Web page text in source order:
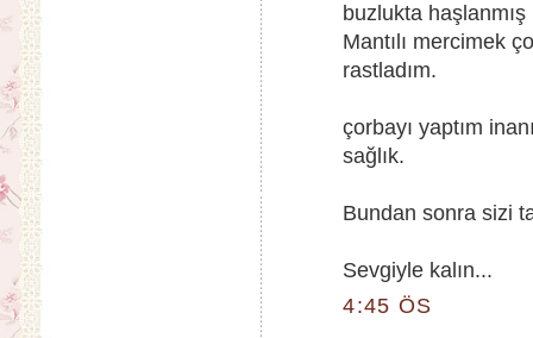
buzlukta
Mantılı mercimek
rastladım.
çorbayı yaptım
sağlık.
Bundan sonra sizi
Sevgiyle kalın...
4:45 ÖS